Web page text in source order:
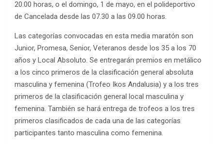
20.00 horas, o el domingo, 1 de mayo, en el polideportivo
de Cancelada desde las 07.30 a las 09.00 horas.
Las categorías convocadas en esta media maratón son
Junior, Promesa, Senior, Veteranos desde los 35 a los 70
años y Local Absoluto. Se entregarán premios en metálico
a los cinco primeros de la clasificación general absoluta
masculina y femenina (Trofeo Ikos Andalusia) y a los tres
primeros de la clasificación general local masculina y
femenina. También se hará entrega de trofeos a los tres
primeros clasificados de cada una de las categorías
participantes tanto masculina como femenina.